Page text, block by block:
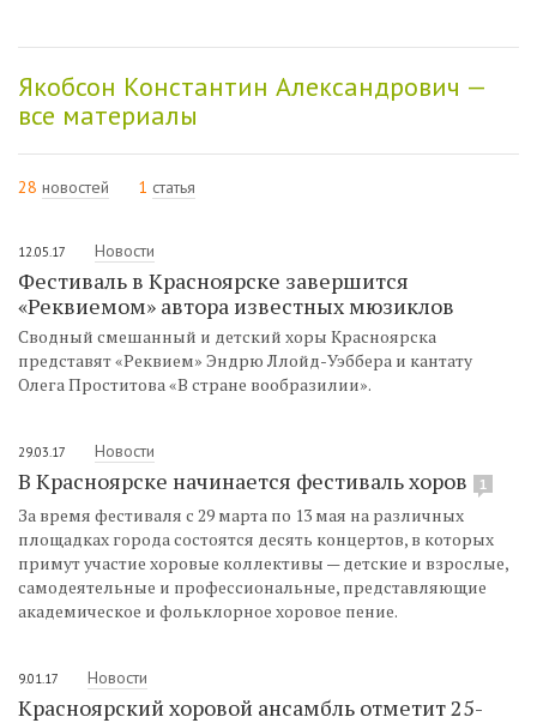
Якобсон Константин Александрович —
все материалы
28 новостей 1 статья
12.05.17 Новости
Фестиваль в Красноярске завершится
«Реквиемом» автора известных мюзиклов
Сводный смешанный и детский хоры Красноярска
представят «Реквием» Эндрю Ллойд-Уэббера и кантату
Олега Проститова «В стране вообразилии».
29.03.17 Новости
В Красноярске начинается фестиваль хоров 1
За время фестиваля с 29 марта по 13 мая на различных
площадках города состоятся десять концертов, в которых
примут участие хоровые коллективы — детские и взрослые,
самодеятельные и профессиональные, представляющие
академическое и фольклорное хоровое пение.
9.01.17 Новости
Красноярский хоровой ансамбль отметит 25-